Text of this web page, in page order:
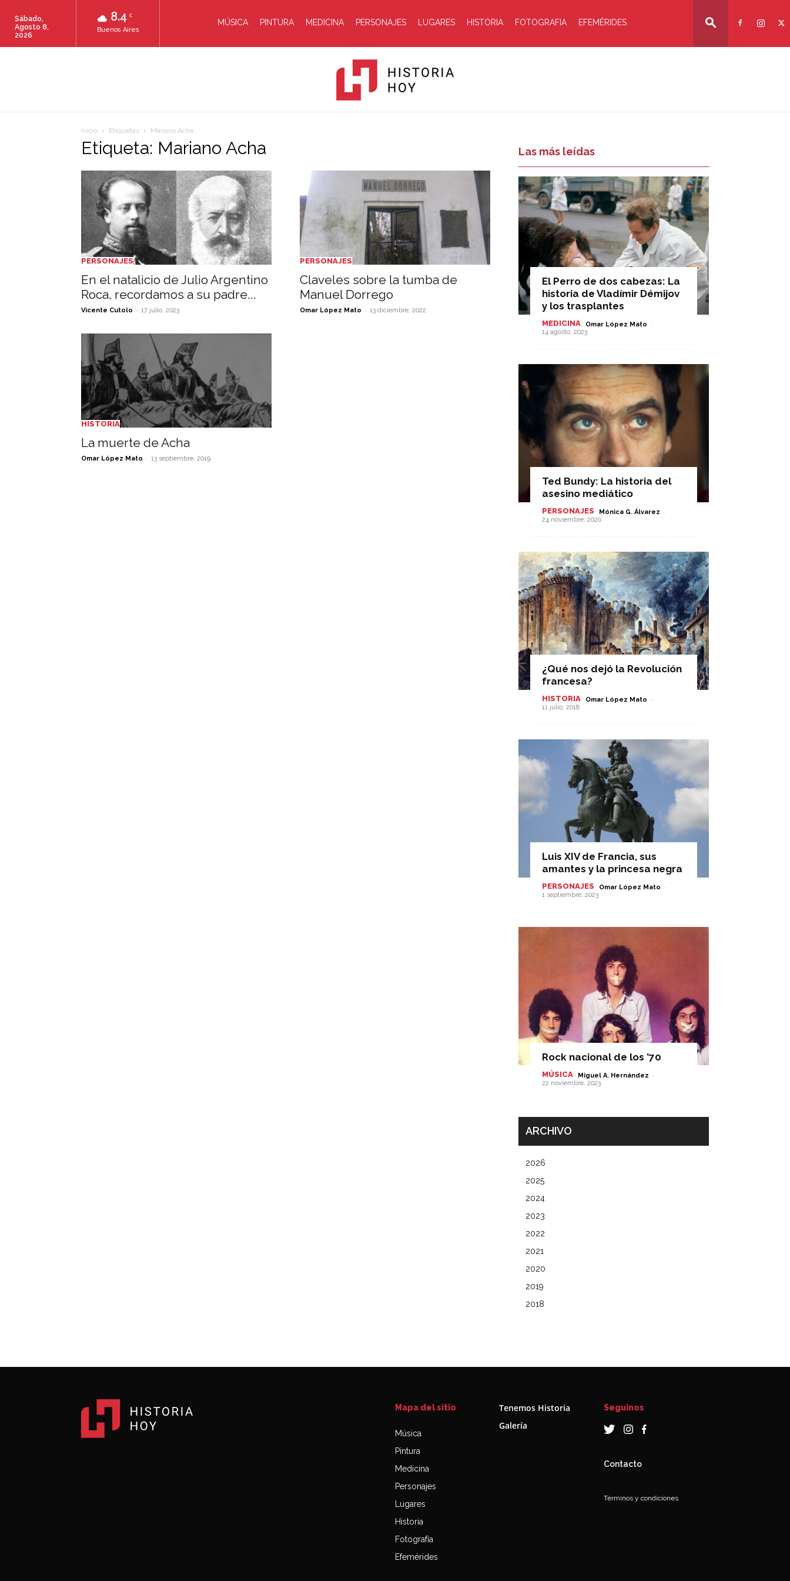
8.4 C
Buenos Aires
Sábado,
Agosto 8,
2026
MÚSICA PINTURA MEDICINA PERSONAJES LUGARES HISTORIA FOTOGRAFIA EFEMÉRIDES
Hoy
Inicio Etiquetas Mariano Acha
Etiqueta: Mariano Acha
PERSONAJES
En el natalicio de Julio Argentino
Roca, recordamos a su padre...
Vicente Cutolo - 17 julio, 2023
PERSONAJES
Claveles sobre la tumba de
Manuel Dorrego
Omar López Mato - 13 diciembre, 2022
HISTORIA
La muerte de Acha
Omar López Mato - 13 septiembre, 2019
Las más leídas
El Perro de dos cabezas: La
historia de Vladímir Démijov
y los trasplantes
MEDICINA Omar López Mato -
14 agosto, 2023
Ted Bundy: La historia del
asesino mediático
PERSONAJES Mónica G. Álvarez -
24 noviembre, 2020
¿Qué nos dejó la Revolución
francesa?
HISTORIA Omar López Mato -
11 julio, 2018
Luis XIV de Francia, sus
amantes y la princesa negra
PERSONAJES Omar López Mato -
1 septiembre, 2023
Rock nacional de los ’70
MÚSICA Miguel A. Hernández -
22 noviembre, 2023
ARCHIVO
2026
2025
2024
2023
2022
2021
2020
2019
2018
Mapa del sitio
Música
Pintura
Medicina
Personajes
Lugares
Historia
Fotografía
Efemérides
Tenemos Historia
Galería
Seguinos
Contacto
Términos y condiciones